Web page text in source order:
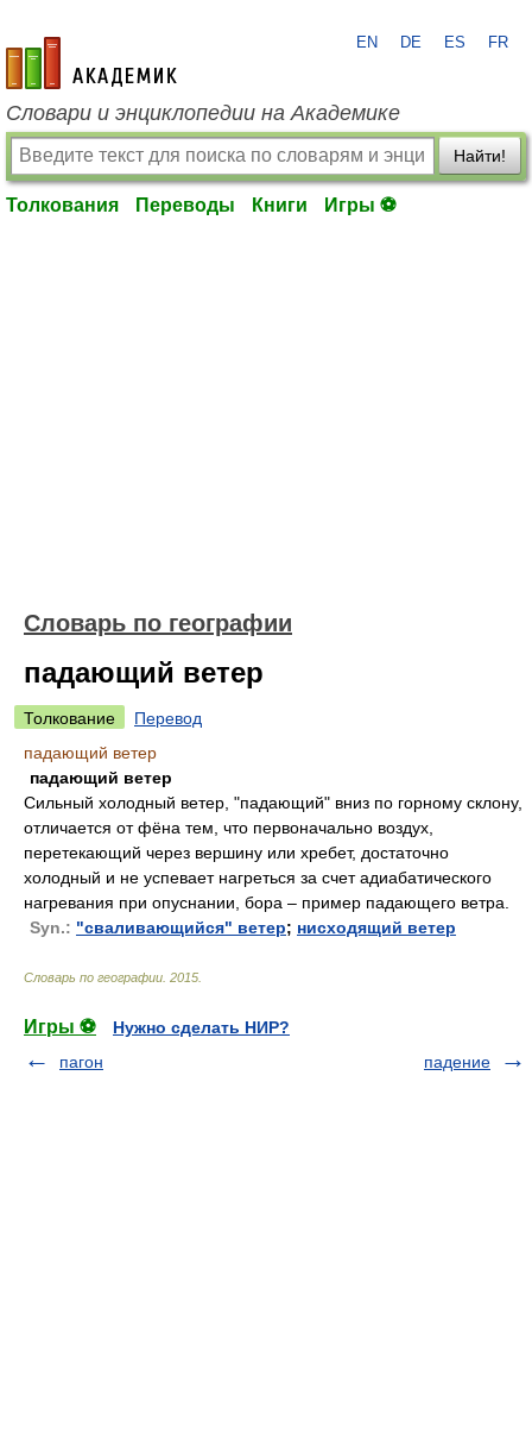
academic.ru
EN DE ES FR
Словари и энциклопедии на Академике
Найти!
Толкования Переводы Книги Игры ⚽
Словарь по географии
падающий ветер
Толкование
Перевод
падающий ветер
падающий ветер
Сильный холодный ветер, "падающий" вниз по горному склону,
отличается от фёна тем, что первоначально воздух,
перетекающий через вершину или хребет, достаточно
холодный и не успевает нагреться за счет адиабатического
нагревания при опуснании, бора – пример падающего ветра.
Syn.: "сваливающийся" ветер; нисходящий ветер
Словарь по географии 2015
Игры ⚽
Нужно сделать НИР?
пагон
падение